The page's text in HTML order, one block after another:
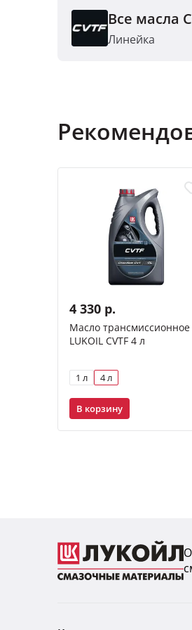
Все масла
Линейка
4 330 р.
Масло трансмиссионное
LUKOIL CVTF 4 л
1 л 4 л
В корзину